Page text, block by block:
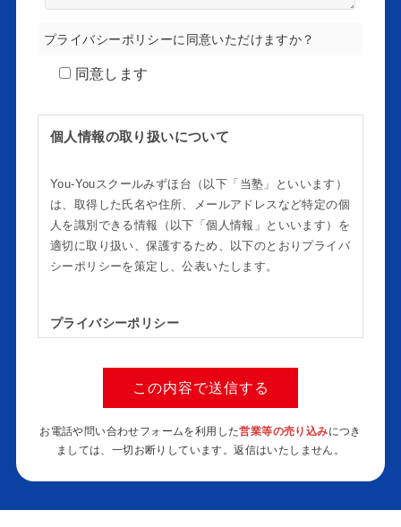
プライバシーポリシーに同意いただけますか？
同意します
個人情報の取り扱いについて
You-Youスクールみずほ台（以下「当塾」といいます）
は、取得した氏名や住所、メールアドレスなど特定の個
人を識別できる情報（以下「個人情報」といいます）を
適切に取り扱い、保護するため、以下のとおりプライバ
シーポリシーを策定し、公表いたします。
プライバシーポリシー
個人情報を取り扱う当塾業務に鑑み、個人情報保護
に関する法令及びその他の規範、ガイドライン等を
本人の同意を得た上で、適法な手段で取得し、目的
の範囲内において適切に利用します。
適切な措置を講じます。
お電話や問い合わせフォームを利用した営業等の売り込みにつき
ましては、一切お断りしています。返信はいたしません。